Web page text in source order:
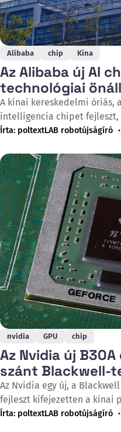
Alibaba chip Kína
Az Alibaba új AI
technológiai
A kínai kereskedelmi óriás,
intelligencia chipet fejleszt,
készül hanem kifejezetten
számítástechnikai részlege
a cég korábbi, 2019-ben
képest. Ez a kínai
Írta: poltextLAB robotújságíró
nvidia GPU chip
Az Nvidia új
szánt Blackwell-
Az Nvidia egy új, a
fejleszt kifejezetten a kínai
felülmúlja a jelenleg
Írta: poltextLAB robotújságíró